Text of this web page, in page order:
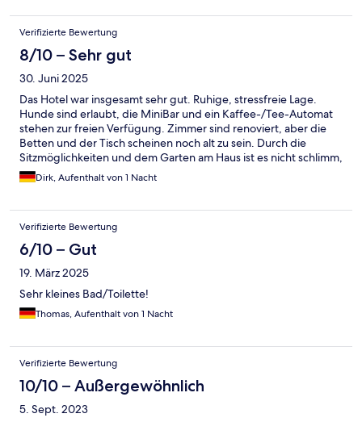
Verifizierte Bewertung
8/10 – Sehr gut
30. Juni 2025
Das Hotel war insgesamt sehr gut. Ruhige, stressfreie Lage.
Hunde sind erlaubt, die MiniBar und ein Kaffee-/Tee-Automat
stehen zur freien Verfügung. Zimmer sind renoviert, aber die
Betten und der Tisch scheinen noch alt zu sein. Durch die
Sitzmöglichkeiten und dem Garten am Haus ist es nicht schlimm,
dass das Familienzimmer recht klein ist. Das Frühstück ist sehr
gut und hat eine gute Auswahl. Wer eine ruhige, etwas Abseits
Dirk, Aufenthalt von 1 Nacht
Verifizierte Bewertung
6/10 – Gut
19. März 2025
Sehr kleines Bad/Toilette!
Thomas, Aufenthalt von 1 Nacht
Verifizierte Bewertung
10/10 – Außergewöhnlich
5. Sept. 2023